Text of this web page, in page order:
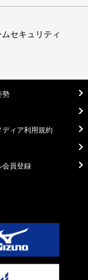
セキュリティ
勢
ディア利用規約
会員登録